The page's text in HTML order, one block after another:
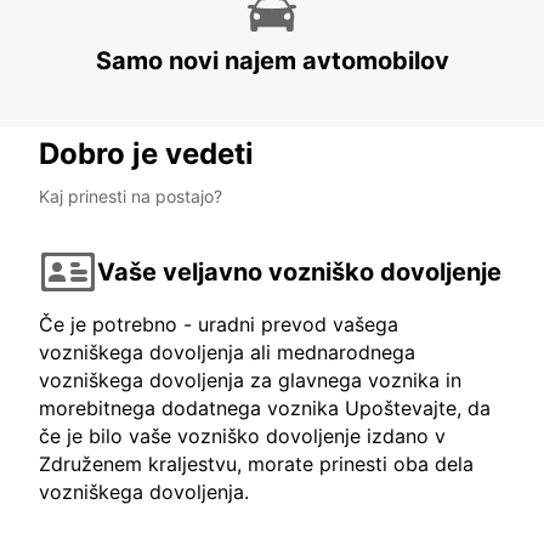
Samo novi najem avtomobilov
Dobro je vedeti
Kaj prinesti na postajo?
Vaše veljavno vozniško dovoljenje
Če je potrebno - uradni prevod vašega
vozniškega dovoljenja ali mednarodnega
vozniškega dovoljenja za glavnega voznika in
morebitnega dodatnega voznika Upoštevajte, da
če je bilo vaše vozniško dovoljenje izdano v
Združenem kraljestvu, morate prinesti oba dela
vozniškega dovoljenja.